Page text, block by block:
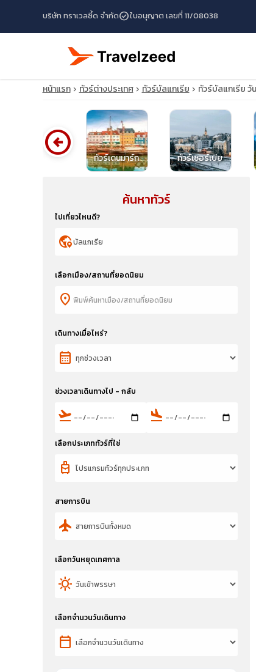
บริษัท ทราเวลซี้ด จำกัดcheck_circleใบอนุญาต เลขที่ 11/08038
หน้าแรก ทัวร์ต่างประเทศ ทัวร์บัลแกเรีย ทัวร์บัลแกเรีย วั
ทัวร์เนเธอร์แลนด์ ทัวร์เดนมาร์ก ทัวร์เซอร์เบีย
arrow_circle_left
ค้นหาทัวร์
ไปเที่ยวไหนดี?
globe_location_pin
เลือกเมือง/สถานที่ยอดนิยม
location_on
เดินทางเมื่อไหร่?
calendar_month
ช่วงเวลาเดินทางไป - กลับ
flight_takeoff flight_land
เลือกประเภททัวร์ที่ใช่
travel_luggage_and_bags
สายการบิน
flight
เลือกวันหยุดเทศกาล
sunny
เลือกจำนวนวันเดินทาง
calendar_today